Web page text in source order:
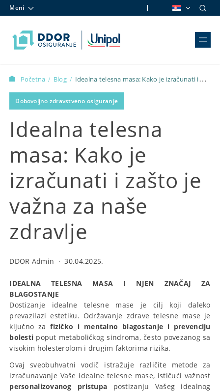
Meni
Početna / Blog / Idealna telesna masa: Kako je izračunati i
zašto je važna za naše zdravlje
Dobovoljno zdravstveno osiguranje
Idealna telesna
masa: Kako je
izračunati i zašto je
važna za naše
zdravlje
DDOR Admin ·30.04.2025.
IDEALNA TELESNA MASA I NJEN ZNAČAJ ZA
BLAGOSTANJE
Dostizanje idealne telesne mase je cilj koji daleko
prevazilazi estetiku. Održavanje zdrave telesne mase je
ključno zafizičko i mentalno blagostanje i prevenciju
bolesti poput metaboličkog sindroma, često povezanog sa
visokim holesterolom i drugim faktorima rizika.
Ovaj sveobuhvatni vodič istražuje različite metode za
izračunavanje Vaše idealne telesne mase, ističući važnost
personalizovanog pristupa postizanju Vašeg idealnog